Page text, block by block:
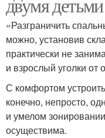
двумя детьми
«Разграничить
можно, установив
практически не
и взрослый уголки
С комфортом
конечно, непросто,
и умелом
осуществима.